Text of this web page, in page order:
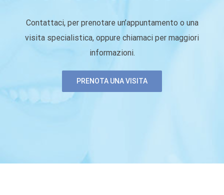
Contattaci, per prenotare un’appuntamento o una
visita specialistica, oppure chiamaci per maggiori
informazioni.
PRENOTA UNA VISITA